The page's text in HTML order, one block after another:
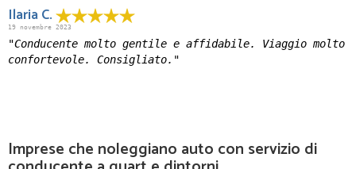
Ilaria C.
19 novembre 2023
"Conducente molto gentile e affidabile. Viaggio molto
confortevole. Consigliato."
Imprese che noleggiano auto con servizio di